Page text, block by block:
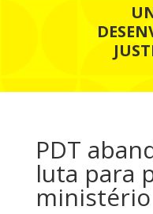
PDT
luta para
ministério